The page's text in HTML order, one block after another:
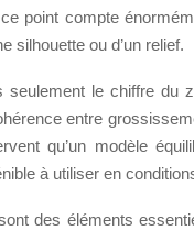
point compte
silhouette ou d’un relief.
le chiffre du
entre
qu’un modèle
à utiliser en
des éléments